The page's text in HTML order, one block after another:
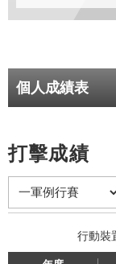
個人成績表
打擊成績